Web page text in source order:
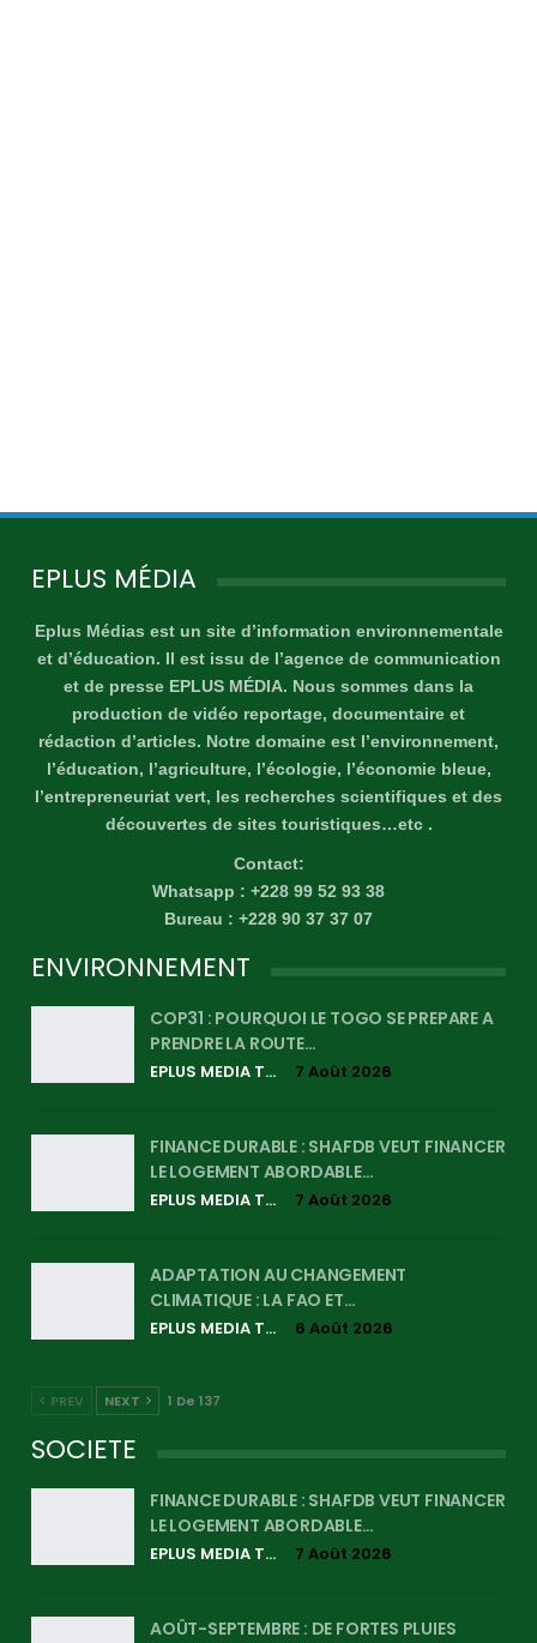
EPLUS MÉDIA
Eplus Médias est un site d’information environnementale
et d’éducation. Il est issu de l’agence de communication
et de presse EPLUS MÉDIA. Nous sommes dans la
production de vidéo reportage, documentaire et
rédaction d’articles. Notre domaine est l’environnement,
l’éducation, l’agriculture, l’écologie, l’économie bleue,
l’entrepreneuriat vert, les recherches scientifiques et des
découvertes de sites touristiques…etc .
Contact:
Whatsapp : +228 99 52 93 38
Bureau : +228 90 37 37 07
ENVIRONNEMENT
COP31 : POURQUOI LE TOGO SE PREPARE A
PRENDRE LA ROUTE…
EPLUS MEDIA TV 7 Août 2026
FINANCE DURABLE : SHAFDB VEUT FINANCER
LE LOGEMENT ABORDABLE…
EPLUS MEDIA TV 7 Août 2026
ADAPTATION AU CHANGEMENT
CLIMATIQUE : LA FAO ET…
EPLUS MEDIA TV 6 Août 2026
PREV NEXT 1 De 137
SOCIETE
FINANCE DURABLE : SHAFDB VEUT FINANCER
LE LOGEMENT ABORDABLE…
EPLUS MEDIA TV 7 Août 2026
AOÛT-SEPTEMBRE : DE FORTES PLUIES